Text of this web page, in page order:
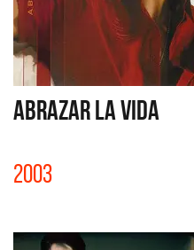
ABRAZAR LA VIDA
2003